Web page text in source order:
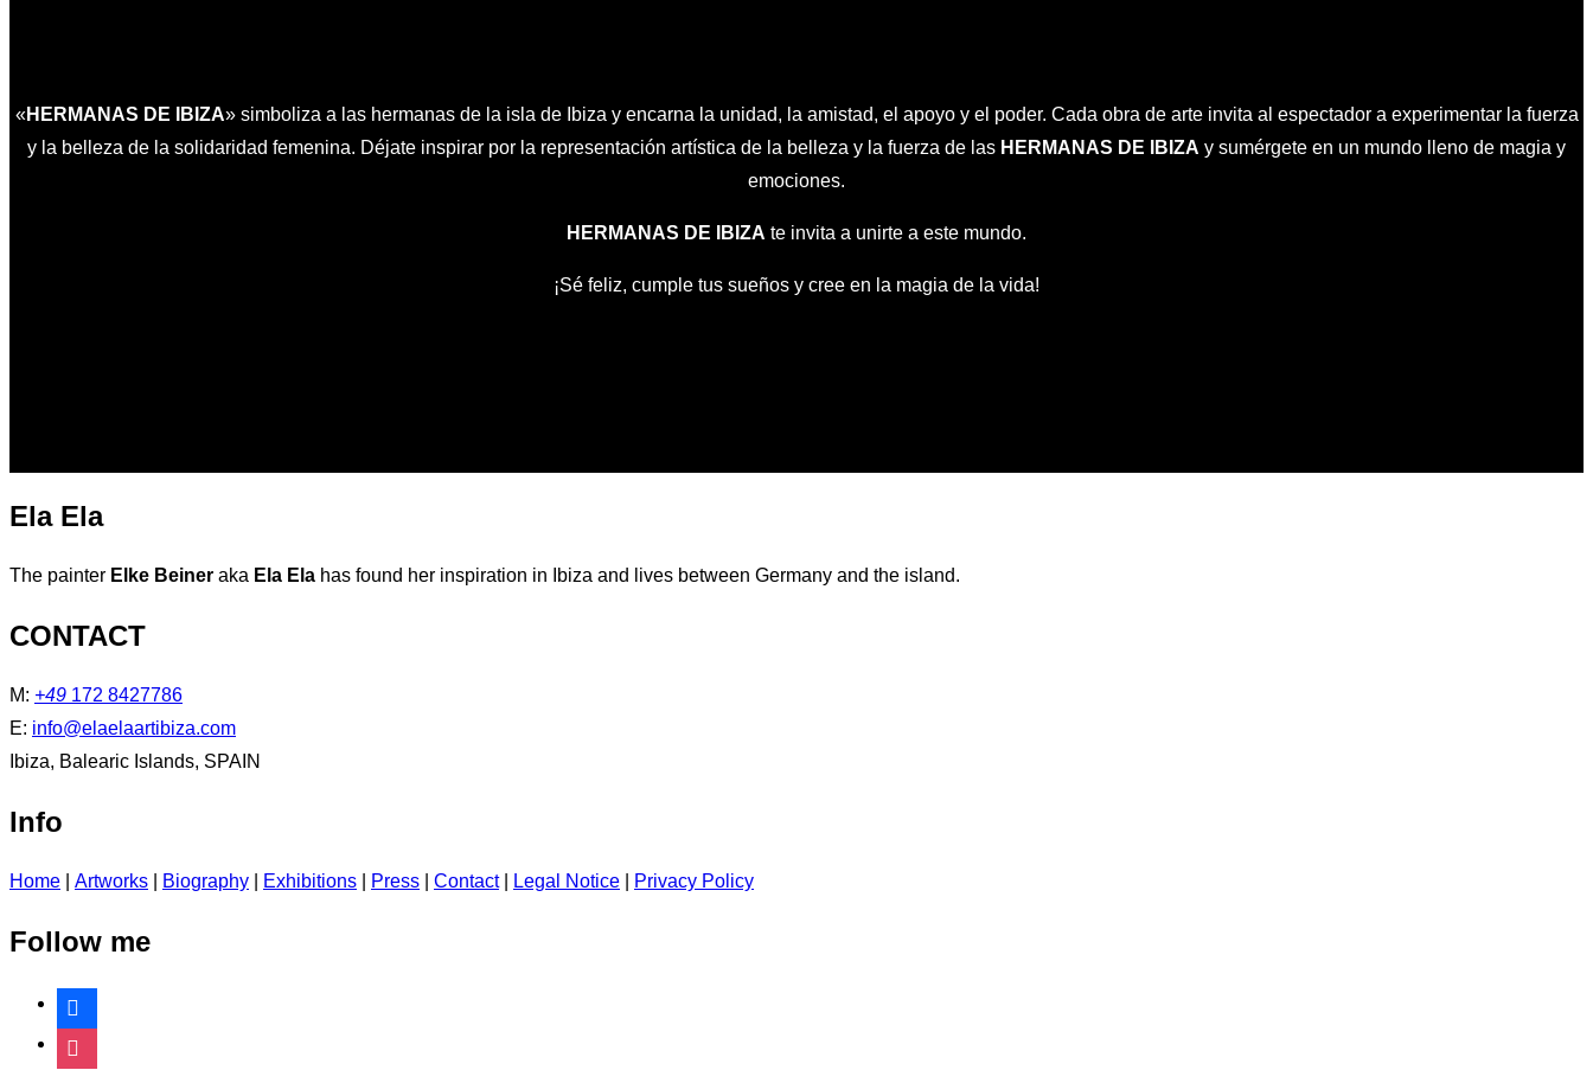
la
navegación
«HERMANAS DE IBIZA» simboliza a las hermanas de la isla de Ibiza y encarna la unidad, la amistad, el apoyo y el poder. Cada obra de arte invita al espectador a experimentar la fuerza
y la belleza de la solidaridad femenina. Déjate inspirar por la representación artística de la belleza y la fuerza de las HERMANAS DE IBIZA y sumérgete en un mundo lleno de magia y
emociones.
HERMANAS DE IBIZA te invita a unirte a este mundo.
¡Sé feliz, cumple tus sueños y cree en la magia de la vida!
Ela Ela
The painter Elke Beiner aka Ela Ela has found her inspiration in Ibiza and lives between Germany and the island.
CONTACT
M: +49 172 8427786
E: info@elaelaartibiza.com
Ibiza, Balearic Islands, SPAIN
Info
Home Artworks Biography Exhibitions Press Contact| Legal Notice Privacy Policy
Follow me
facebook
instagram